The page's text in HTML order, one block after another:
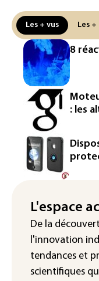
réseau
Véhicules de
France
homologation
Iris³: Eutelsat
d'euros dans
européenne
Le magazine
La
"Retour en
chaleur dans
France
Les + vus Les
8
: les
L'espace
De la
l'innovation
tendances et
scientifiques